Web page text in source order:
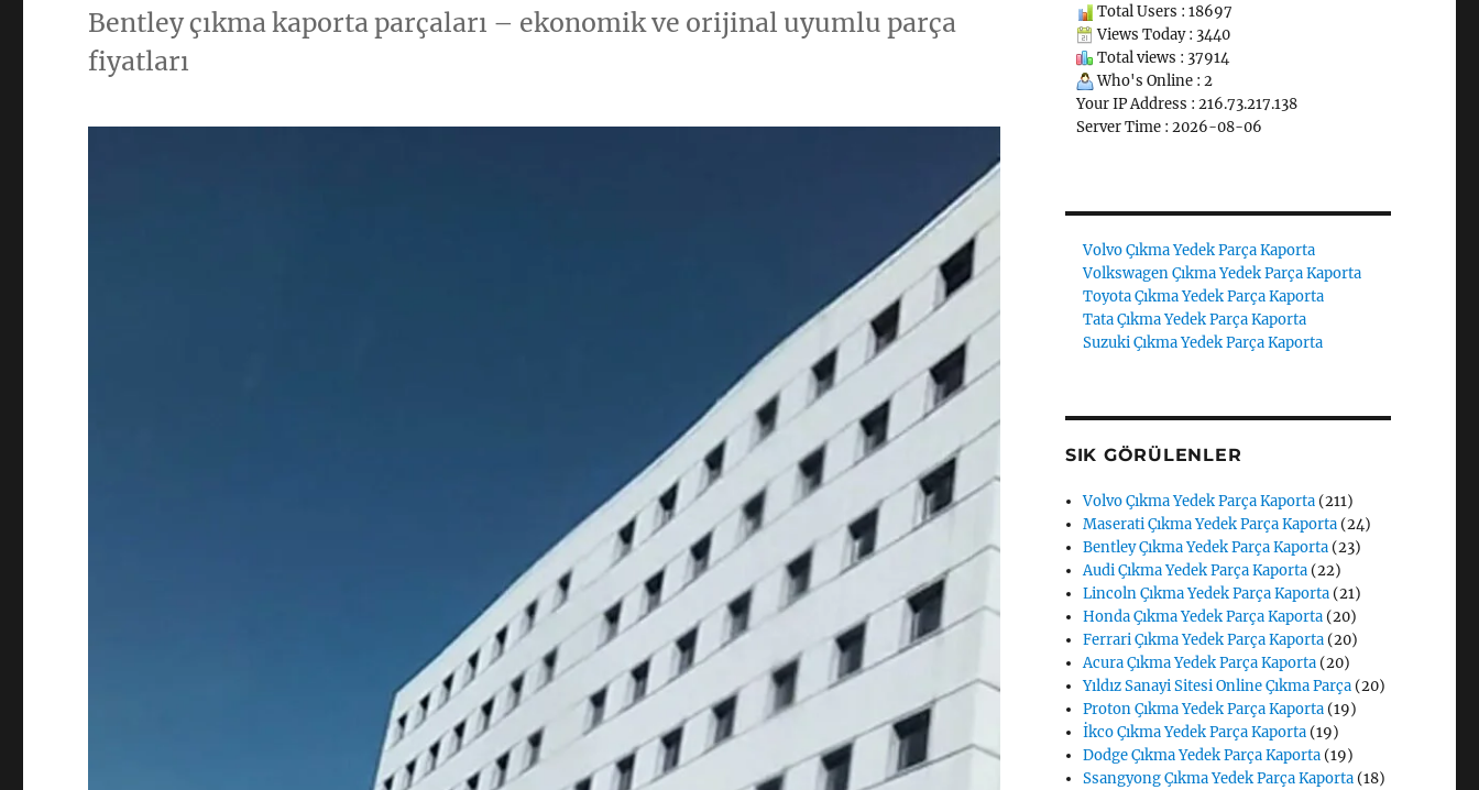
Bentley çıkma kaporta parçaları – ekonomik ve orijinal uyumlu parça
fiyatları
Total Users : 18697
Views Today : 3440
Total views : 37914
Who's Online : 2
Your IP Address : 216.73.217.138
Server Time : 2026-08-06
Volvo Çıkma Yedek Parça Kaporta
Volkswagen Çıkma Yedek Parça Kaporta
Toyota Çıkma Yedek Parça Kaporta
Tata Çıkma Yedek Parça Kaporta
Suzuki Çıkma Yedek Parça Kaporta
SIK GÖRÜLENLER
Volvo Çıkma Yedek Parça Kaporta (211)
Maserati Çıkma Yedek Parça Kaporta (24)
Bentley Çıkma Yedek Parça Kaporta (23)
Audi Çıkma Yedek Parça Kaporta (22)
Lincoln Çıkma Yedek Parça Kaporta (21)
Honda Çıkma Yedek Parça Kaporta (20)
Ferrari Çıkma Yedek Parça Kaporta (20)
Acura Çıkma Yedek Parça Kaporta (20)
Yıldız Sanayi Sitesi Online Çıkma Parça (20)
Proton Çıkma Yedek Parça Kaporta (19)
İkco Çıkma Yedek Parça Kaporta (19)
Dodge Çıkma Yedek Parça Kaporta (19)
Ssangyong Çıkma Yedek Parça Kaporta (18)